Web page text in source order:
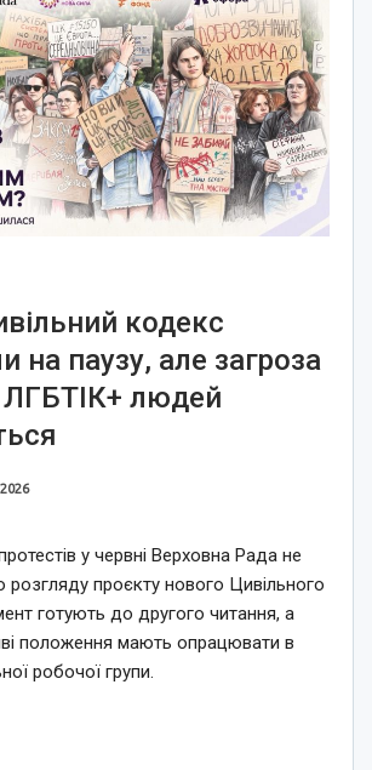
кодекс
на паузу, але загроза
людей
у червні Верховна Рада не
розгляду проєкту нового Цивільного
готують до другого читання, а
положення мають опрацювати в
робочої групи.